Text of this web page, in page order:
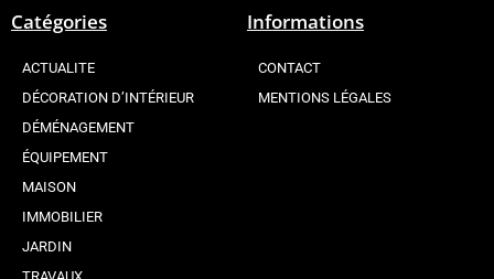
Catégories
ACTUALITE
DÉCORATION D’INTÉRIEUR
DÉMÉNAGEMENT
ÉQUIPEMENT
MAISON
IMMOBILIER
JARDIN
Informations
CONTACT
MENTIONS LÉGALES